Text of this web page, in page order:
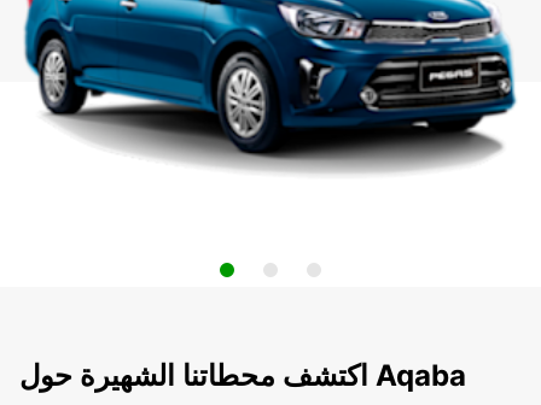
اكتشف محطاتنا الشهيرة حول Aqaba